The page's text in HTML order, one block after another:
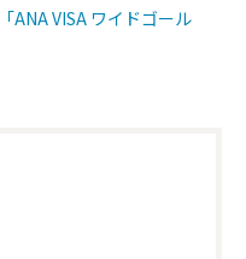
ANA VISA ワイドゴール